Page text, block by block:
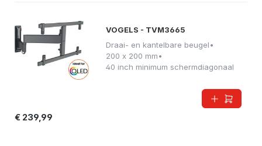
VOGELS - TVM3665
Draai- en kantelbare beugel•
200 x 200 mm•
40 inch minimum schermdiagonaal
€ 239,99